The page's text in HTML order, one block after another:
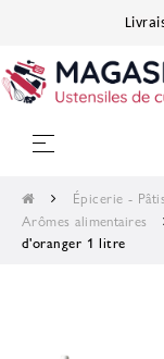
Basculer la
☰
Épicerie -
Arômes alimentaires
d'oranger 1 litre